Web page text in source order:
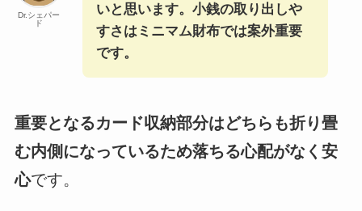
Dr.シェパー
ド
いと思います。小銭の取り出しや
すさはミニマム財布では案外重要
です。
重要となるカード収納部分はどちらも折り畳
む内側になっているため落ちる心配がなく安
心です。